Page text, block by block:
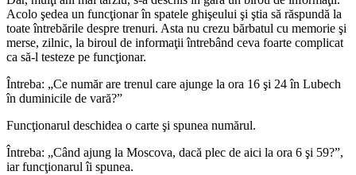
Acolo şedea un funcţionar în spatele ghişeului şi ştia să răspundă la
toate întrebările despre trenuri. Asta nu crezu bărbatul cu memorie şi
merse, zilnic, la biroul de informaţii întrebând ceva foarte complicat
ca să-l testeze pe funcţionar.
Întreba: „Ce număr are trenul care ajunge la ora 16 şi 24 în Lubech
în duminicile de vară?”
Funcţionarul deschidea o carte şi spunea numărul.
Întreba: „Când ajung la Moscova, dacă plec de aici la ora 6 şi 59?”,
iar funcţionarul îi spunea.